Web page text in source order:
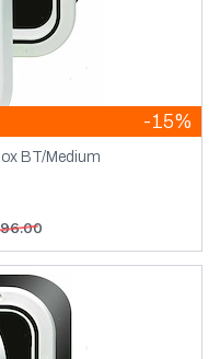
-15%
BT/Medium